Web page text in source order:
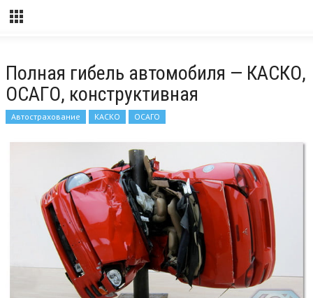
Полная гибель автомобиля — КАСКО,
ОСАГО, конструктивная
Автострахование КАСКО ОСАГО